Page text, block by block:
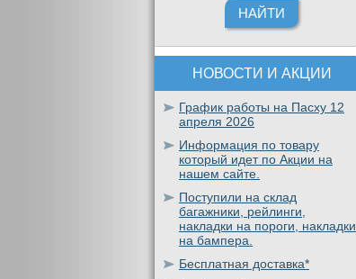
НОВОСТИ И АКЦИИ
График работы на Пасху 12
апреля 2026
Информация по товару
который идет по Акции на
нашем сайте.
Поступили на склад
багажники, рейлинги,
накладки на пороги, накладки
на бампера.
Бесплатная доставка*